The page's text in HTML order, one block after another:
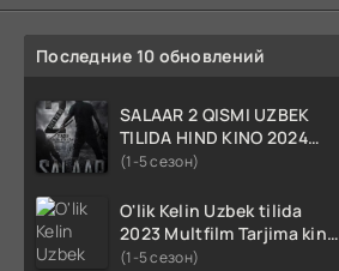
Последние 10 обновлений
SALAAR 2 QISMI UZBEK
TILIDA HIND KINO 2024
TARJIMA 720p HD Skachat
(1-5 сезон)
O'lik Kelin Uzbek tilida
2023 Multfilm Tarjima kino
skachat
(1-5 сезон)